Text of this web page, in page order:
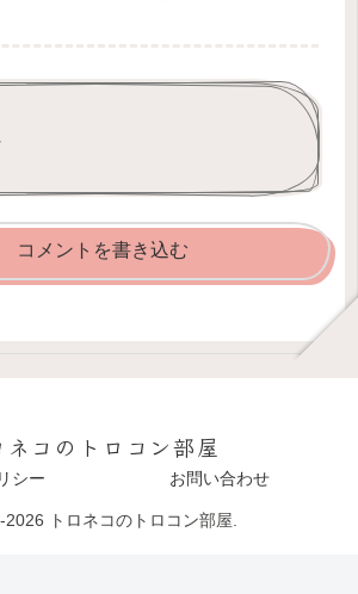
コメントを書き込む
ネコのトロコン部屋
シー お問い合わせ
トロネコのトロコン部屋.